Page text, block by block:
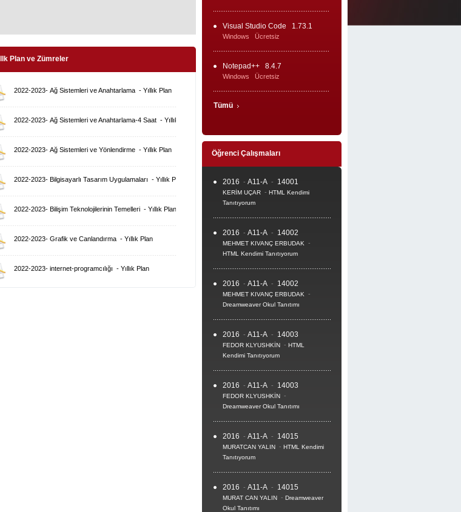
Plan ve Zümreler
2022-2023- Ağ Sistemleri ve Anahtarlama - Yıllık Plan
2022-2023- Ağ Sistemleri ve Anahtarlama-4 Saat - Yıllık Plan
2022-2023- Ağ Sistemleri ve Yönlendirme - Yıllık Plan
2022-2023- Bilgisayarlı Tasarım Uygulamaları - Yıllık Plan
2022-2023- Bilişim Teknolojilerinin Temelleri - Yıllık Plan
2022-2023- Grafik ve Canlandırma - Yıllık Plan
2022-2023- internet-programcılığı - Yıllık Plan
Visual Studio Code 1.73.1
Windows Ücretsiz
Notepad++ 8.4.7
Windows Ücretsiz
Tümü
Öğrenci Çalışmaları
2016 - A11-A - 14001
KERİM UÇAR - HTML Kendimi
Tanıtıyorum
2016 - A11-A - 14002
MEHMET KIVANÇ ERBUDAK -
HTML Kendimi Tanıtıyorum
2016 - A11-A - 14002
MEHMET KIVANÇ ERBUDAK -
Dreamweaver Okul Tanıtımı
2016 - A11-A - 14003
FEDOR KLYUSHKİN - HTML
Kendimi Tanıtıyorum
2016 - A11-A - 14003
FEDOR KLYUSHKİN -
Dreamweaver Okul Tanıtımı
2016 - A11-A - 14015
MURATCAN YALIN - HTML Kendimi
Tanıtıyorum
2016 - A11-A - 14015
MURAT CAN YALIN - Dreamweaver
Okul Tanıtımı